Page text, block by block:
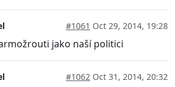
#1061 Oct 29, 2014, 19:28
jako naší politici
#1062 Oct 31, 2014, 20:32